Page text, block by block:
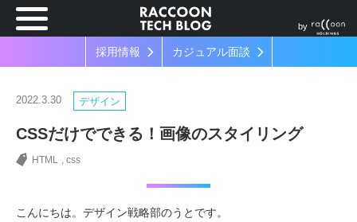
by
採用情報 カジュアル面談
2022.3.30 デザイン
CSSだけでできる！画像のスタイリング
HTML css
こんにちは。デザイン戦略部のうとです。